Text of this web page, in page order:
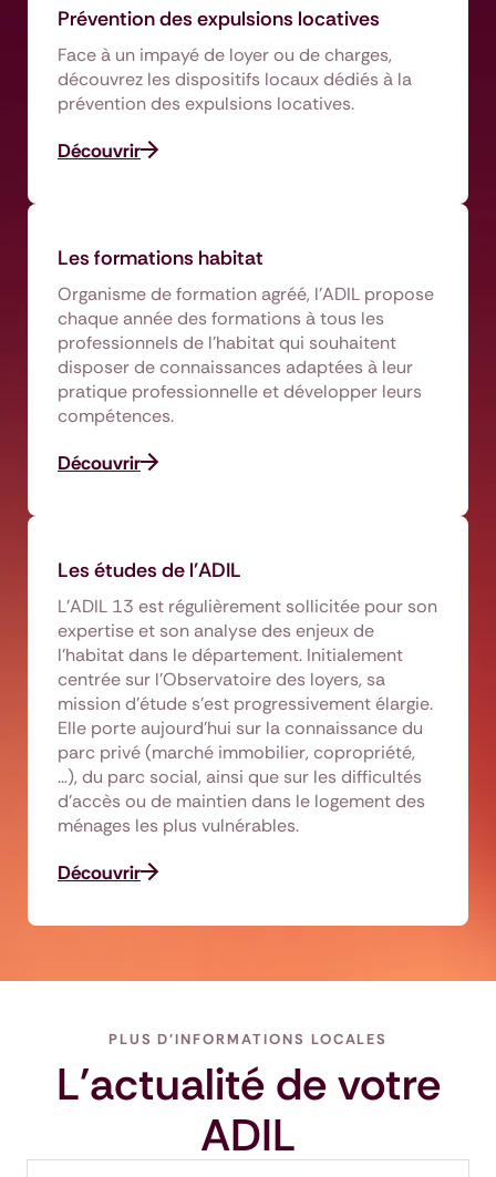
Prévention des expulsions locatives
Face à un impayé de loyer ou de charges,
découvrez les dispositifs locaux dédiés à la
prévention des expulsions locatives.
Découvrir
Les formations habitat
Organisme de formation agréé, l’ADIL propose
chaque année des formations à tous les
professionnels de l’habitat qui souhaitent
disposer de connaissances adaptées à leur
pratique professionnelle et développer leurs
compétences.
Découvrir
Les études de l'ADIL
L’ADIL 13 est régulièrement sollicitée pour son
expertise et son analyse des enjeux de
l’habitat dans le département. Initialement
centrée sur l’Observatoire des loyers, sa
mission d’étude s’est progressivement élargie.
Elle porte aujourd’hui sur la connaissance du
parc privé (marché immobilier, copropriété,
…), du parc social, ainsi que sur les difficultés
d’accès ou de maintien dans le logement des
ménages les plus vulnérables.
Découvrir
L'actualité de votre
ADIL
PLUS D'INFORMATIONS LOCALES